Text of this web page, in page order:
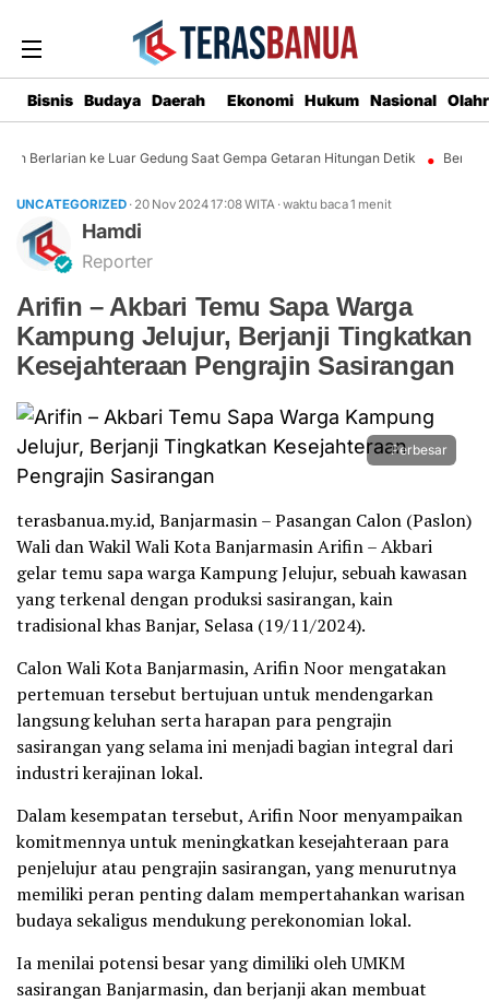
Bisnis Budaya Daerah Ekonomi Hukum Nasional
Berlarian ke Luar Gedung Saat Gempa Getaran Hitungan Detik
UNCATEGORIZED · 20 Nov 202417:08WITA ·waktu baca 1 menit
Hamdi
Reporter
Arifin – Akbari Temu Sapa Warga
Kampung Jelujur, Berjanji Tingkatkan
Kesejahteraan Pengrajin Sasirangan
Perbesar
terasbanua.my.id, Banjarmasin – Pasangan Calon (Paslon)
Wali dan Wakil Wali Kota Banjarmasin Arifin – Akbari
gelar temu sapa warga Kampung Jelujur, sebuah kawasan
yang terkenal dengan produksi sasirangan, kain
tradisional khas Banjar, Selasa (19/11/2024).
Calon Wali Kota Banjarmasin, Arifin Noor mengatakan
pertemuan tersebut bertujuan untuk mendengarkan
langsung keluhan serta harapan para pengrajin
sasirangan yang selama ini menjadi bagian integral dari
industri kerajinan lokal.
Dalam kesempatan tersebut, Arifin Noor menyampaikan
komitmennya untuk meningkatkan kesejahteraan para
penjelujur atau pengrajin sasirangan, yang menurutnya
memiliki peran penting dalam mempertahankan warisan
budaya sekaligus mendukung perekonomian lokal.
Ia menilai potensi besar yang dimiliki oleh UMKM
sasirangan Banjarmasin, dan berjanji akan membuat